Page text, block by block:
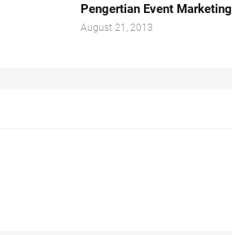
Pengertian Event Marketing
August 21, 2013